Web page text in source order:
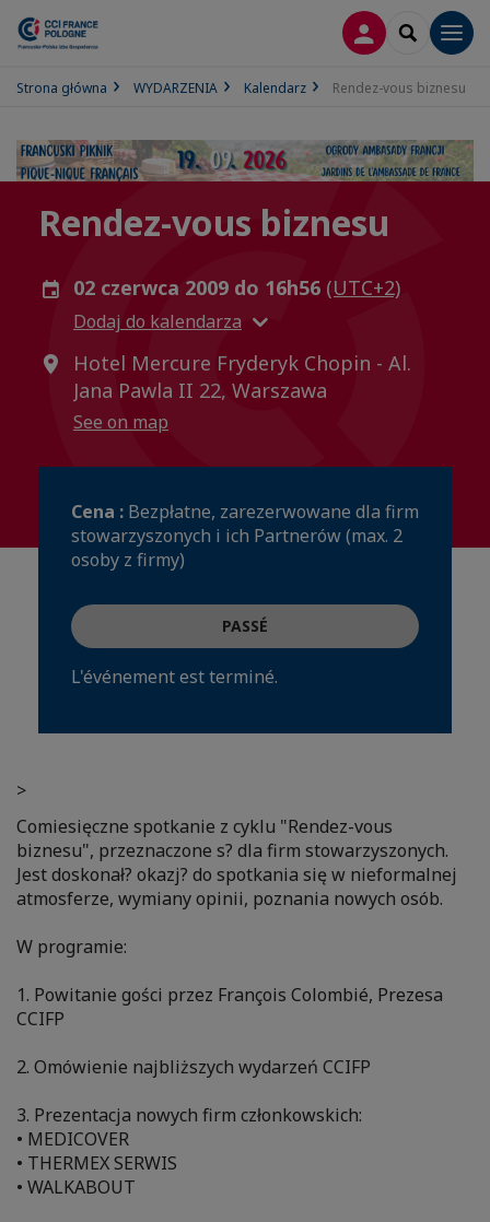
LOGOWANIE
SEARCH
Strona główna WYDARZENIA Kalendarz Rendez-vous biznesu
Rendez-vous biznesu
02 czerwca 2009 do 16h56 (UTC+2)
Dodaj do kalendarza
Hotel Mercure Fryderyk Chopin - Al.
Jana Pawla II 22, Warszawa
See on map
Cena : Bezpłatne, zarezerwowane dla firm
stowarzyszonych i ich Partnerów (max. 2
osoby z firmy)
PASSÉ
L'événement est terminé.
>
Comiesięczne spotkanie z cyklu "Rendez-vous
biznesu", przeznaczone s? dla firm stowarzyszonych.
Jest doskonał? okazj? do spotkania się w nieformalnej
atmosferze, wymiany opinii, poznania nowych osób.
W programie:
1. Powitanie gości przez François Colombié, Prezesa
CCIFP
2. Omówienie najbliższych wydarzeń CCIFP
3. Prezentacja nowych firm członkowskich:
• MEDICOVER
• THERMEX SERWIS
• WALKABOUT